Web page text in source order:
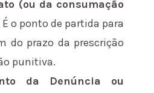
(ou da consumação
É o ponto de partida para
do prazo da prescrição
punitiva.
da Denúncia ou